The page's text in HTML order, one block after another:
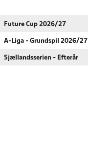
Future Cup 2026/27
A-Liga - Grundspil 2026/27
Sjællandsserien - Efterår